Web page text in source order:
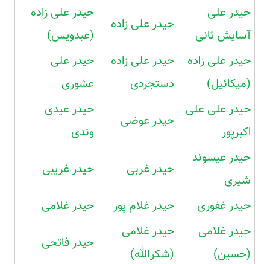
حیدر علی
آسایش ثانی
حیدر علی زاده
حیدر علی زاده
(عبدویس)
حیدر علی زاده
(میکائیل)
حیدر علی زاده
دستجردی
حیدر علی
عشوری
حیدر علی علی
اکبرپور
حیدر عوضی
حیدر عیدی
وندی
حیدر عیسوند
شیری
حیدر غربی حیدر غریبی
حیدر غفوری حیدر غلام پور
حیدر غلامی
حیدر غلامی
(حسین)
حیدر غلامی
(شکرالله)
حیدر فاتحی